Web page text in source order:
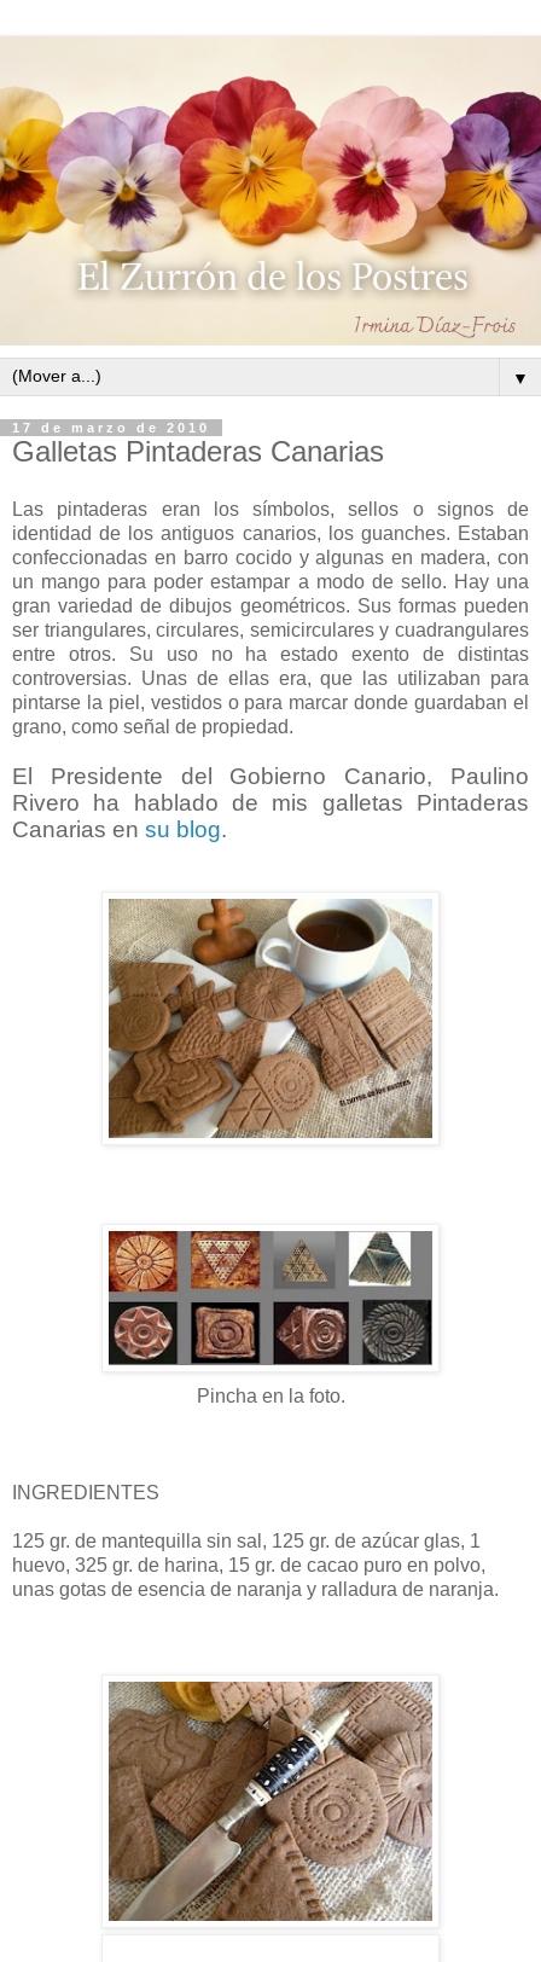
▼
17 de marzo de 2010
Galletas Pintaderas Canarias
Las pintaderas eran los símbolos, sellos o signos de
identidad de los antiguos canarios, los guanches. Estaban
confeccionadas en barro cocido y algunas en madera, con
un mango para poder estampar a modo de sello. Hay una
gran variedad de dibujos geométricos. Sus formas pueden
ser triangulares, circulares, semicirculares y cuadrangulares
entre otros. Su uso no ha estado exento de distintas
controversias. Unas de ellas era, que las utilizaban para
pintarse la piel, vestidos o para marcar donde guardaban el
grano, como señal de propiedad.
El Presidente del Gobierno Canario, Paulino
Rivero ha hablado de mis galletas Pintaderas
Canarias en su blog.
Pincha en la foto.
INGREDIENTES
125 gr. de mantequilla sin sal, 125 gr. de azúcar glas, 1
huevo, 325 gr. de harina, 15 gr. de cacao puro en polvo,
unas gotas de esencia de naranja y ralladura de naranja.